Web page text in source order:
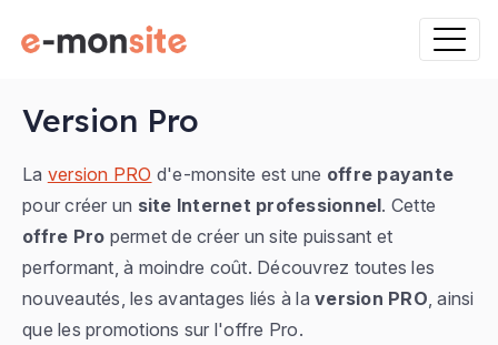
Version Pro
La version PRO d'e-monsite est une offre payante
pour créer un site Internet professionnel. Cette
offre Pro permet de créer un site puissant et
performant, à moindre coût. Découvrez toutes les
nouveautés, les avantages liés à la version PRO , ainsi
que les promotions sur l'offre Pro.